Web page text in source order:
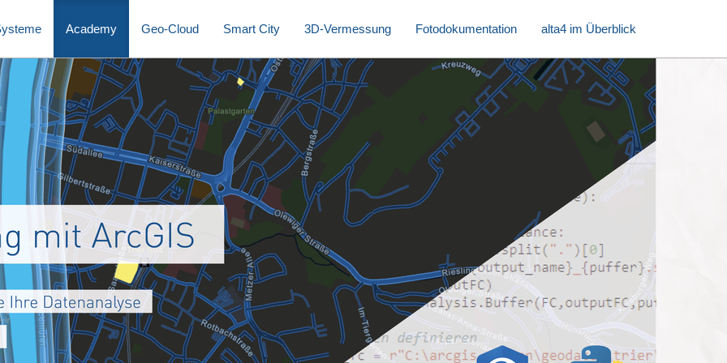
Academy Geo-Cloud Smart City 3D-Vermessung Fotodokumentation alta4 im Überblick